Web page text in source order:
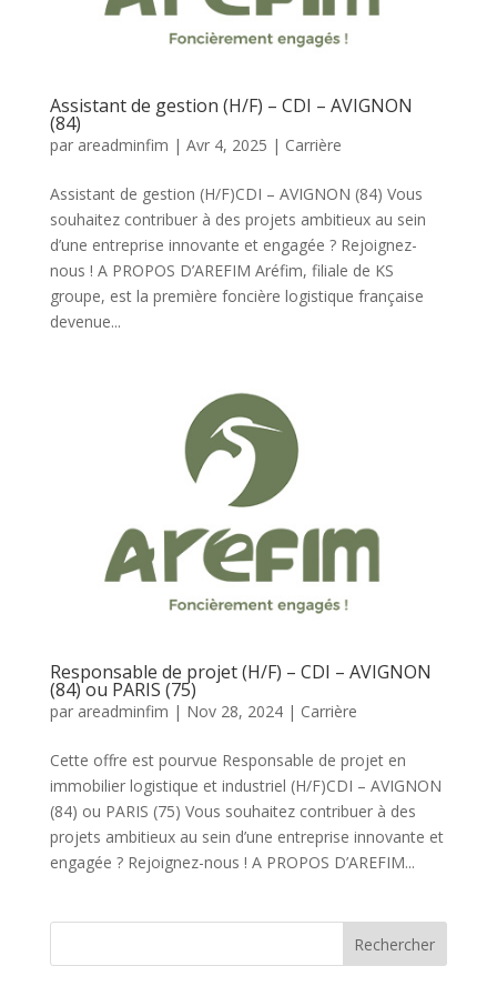
Assistant de gestion (H/F) – CDI – AVIGNON
(84)
par areadminfim | Avr 4, 2025 | Carrière
Assistant de gestion (H/F)CDI – AVIGNON (84) Vous
souhaitez contribuer à des projets ambitieux au sein
d’une entreprise innovante et engagée ? Rejoignez-
nous ! A PROPOS D’AREFIM Aréfim, filiale de KS
groupe, est la première foncière logistique française
devenue...
Responsable de projet (H/F) – CDI – AVIGNON
(84) ou PARIS (75)
par areadminfim | Nov 28, 2024| Carrière
Cette offre est pourvue Responsable de projet en
immobilier logistique et industriel (H/F)CDI – AVIGNON
(84) ou PARIS (75) Vous souhaitez contribuer à des
projets ambitieux au sein d’une entreprise innovante et
engagée ? Rejoignez-nous ! A PROPOS D’AREFIM...
Rechercher